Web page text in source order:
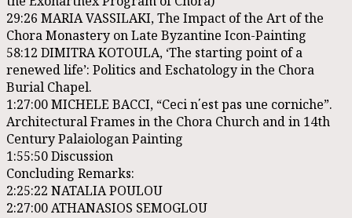
29:26 MARIA VASSILAKI, The Impact of the Art of the
Chora Monastery on Late Byzantine Icon-Painting
58:12 DIMITRA KOTOULA, ‘The starting point of a
renewed life’: Politics and Eschatology in the Chora
Burial Chapel.
1:27:00MICHELE BACCI, “Ceci n΄est pas une corniche”.
Architectural Frames in the Chora Church and in 14th
Century Palaiologan Painting
1:55:50Discussion
Concluding Remarks:
2:25:22 NATALIA POULOU
2:27:00ATHANASIOS SEMOGLOU